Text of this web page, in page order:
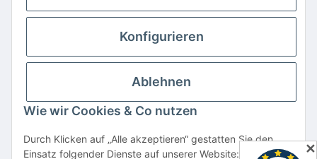
Große Auswahl an Netzteilen und Ladegeräten
Schnelle Lieferung
Hohe Lagerverfügbarkeit
Vertrag widerrufen
Konfigurieren
Ablehnen
Wie wir Cookies & Co nutzen
Durch Klicken auf „Alle akzeptieren“ gestatten Sie den
Einsatz folgender Dienste auf unserer Website: YouTube,
✕